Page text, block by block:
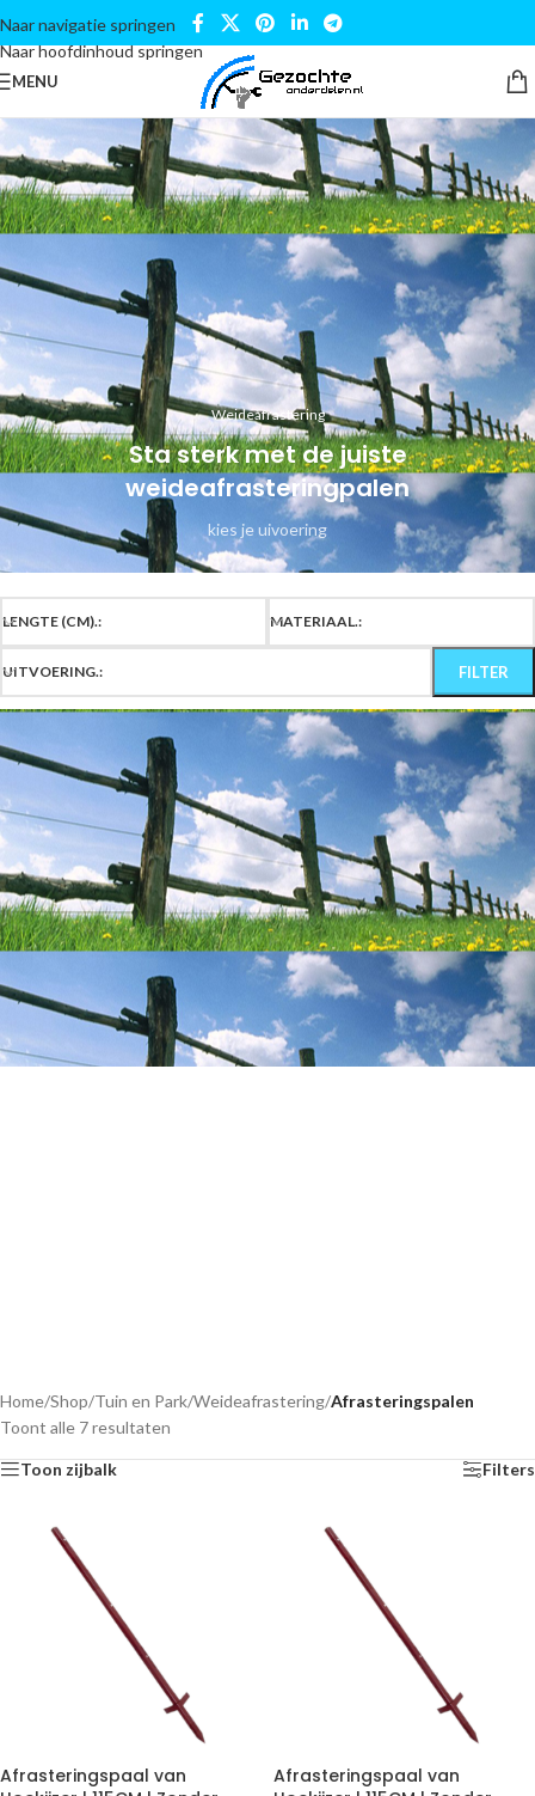
Naar navigatie springen
Naar hoofdinhoud springen
MENU
Weideafrastering
Sta sterk met de juiste
weideafrasteringpalen
kies je uivoering
LENGTE (CM).: MATERIAAL.:
UITVOERING.: FILTER
Home/Shop/Tuin en Park/Weideafrastering/Afrasteringspalen
Toont alle 7 resultaten
Toon zijbalk Filters
Afrasteringspaal van
Afrasteringspaal van